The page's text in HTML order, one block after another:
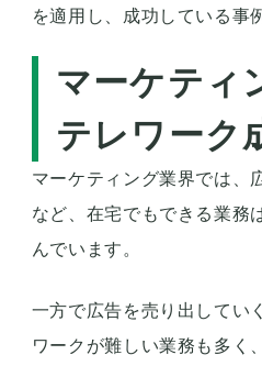
を適用し、成功している事
マーケティ
テレワーク
マーケティング業界では、
など、在宅でもできる業務
んでいます。
一方で広告を売り出してい
ワークが難しい業務も多く